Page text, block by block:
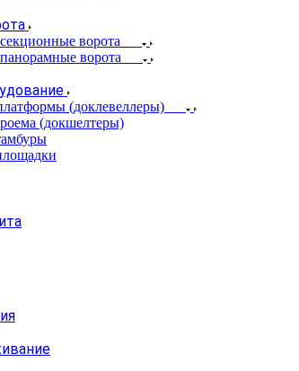
ворота
ворота
(доклевеллеры)
(докшелтеры)